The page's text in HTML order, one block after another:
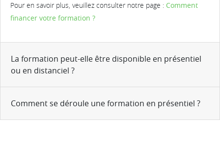
Pour en savoir plus, veuillez consulter notre page : Comment
financer votre formation ?
La formation peut-elle être disponible en présentiel
ou en distanciel ?
Comment se déroule une formation en présentiel ?